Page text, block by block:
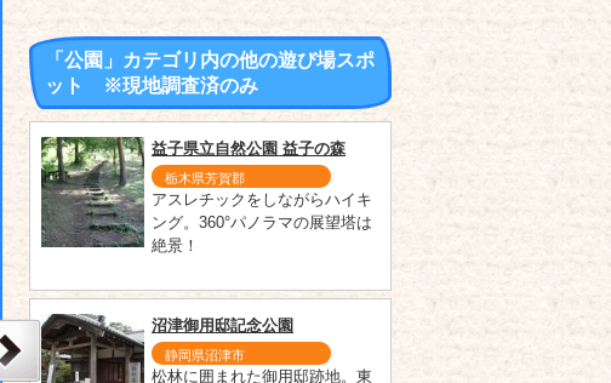
「公園」カテゴリ内の他の遊び場スポ
ット ※現地調査済のみ
益子県立自然公園 益子の森
栃木県芳賀郡
アスレチックをしながらハイキ
ング。360°パノラマの展望塔は
絶景！
沼津御用邸記念公園
静岡県沼津市
松林に囲まれた御用邸跡地。東